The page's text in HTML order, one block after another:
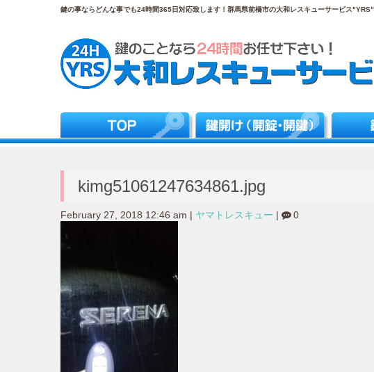
鍵の事ならどんな事でも24時間365日対応致します！群馬県前橋市の大和レスキューサービス"YRS"
kimg51061247634861.jpg
February 27, 2018 12:46 am ヤマトレスキュー 0